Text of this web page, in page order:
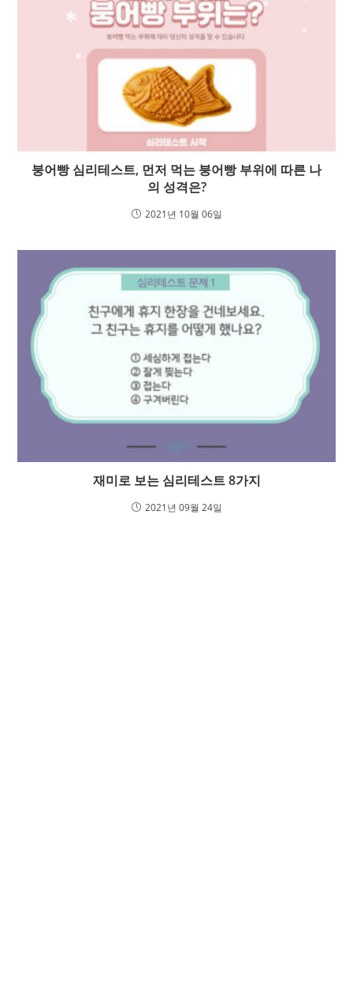
붕어빵 심리테스트, 먼저 먹는 붕어빵 부위에 따른 나
의 성격은?
2021년 10월 06일
재미로 보는 심리테스트 8가지
2021년 09월 24일